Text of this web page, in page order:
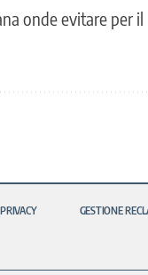
onde evitare per il
PRIVACY GESTIONE